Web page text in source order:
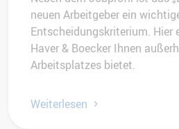
neuen Arbeitgeber ein
Entscheidungskriterium. Hier
Haver & Boecker Ihnen
Arbeitsplatzes bietet.
Weiterlesen